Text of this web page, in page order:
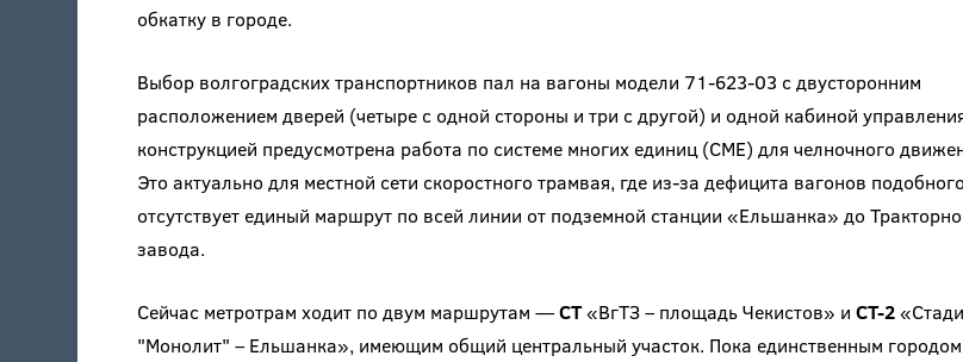
обкатку в городе.
Выбор волгоградских транспортников пал на вагоны модели 71-623-03 с двусторонним
расположением дверей (четыре с одной стороны и три с другой) и одной кабиной
конструкцией предусмотрена работа по системе многих единиц (СМЕ) для челночного
Это актуально для местной сети скоростного трамвая, где из-за дефицита вагонов
отсутствует единый маршрут по всей линии от подземной станции «Ельшанка» до
завода.
Сейчас метротрам ходит по двум маршрутам —СТ«ВгТЗ – площадь Чекистов» и СТ-2
"Монолит" – Ельшанка», имеющим общий центральный участок. Пока единственным